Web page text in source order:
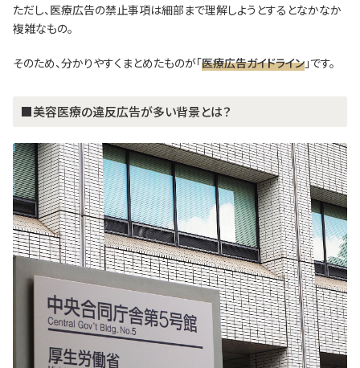
ただし、医療広告の禁止事項は細部まで理解しようとするとなかなか
複雑なもの。
そのため、分かりやすくまとめたものが「医療広告ガイドライン 」です。
■美容医療の違反広告が多い背景とは？